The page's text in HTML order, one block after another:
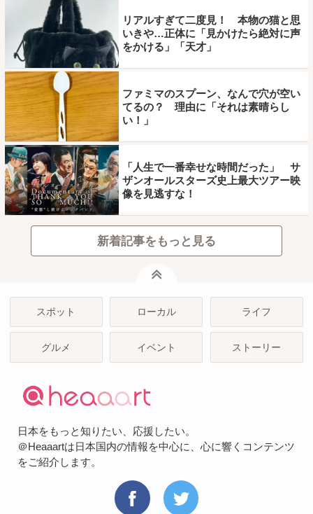
リアルすぎて二度見！ 本物の猫と思
いきや…正体に「見かけたら絶対に声
をかける」「天才」
ファミマのスプーン、なんで穴が空い
てるの？ 理由に「それは素晴らし
い！」
「人生で一番幸せな時間だった」 サ
ザンオールスターズ史上最大ツアー映
像を見逃すな！
新着記事をもっと見る
スポット ローカル ライフ
グルメ イベント ストーリー
日本をもっと知りたい、応援したい。
＠Heaaartは日本国内の情報を中心に、心に響くコンテンツ
をご紹介します。